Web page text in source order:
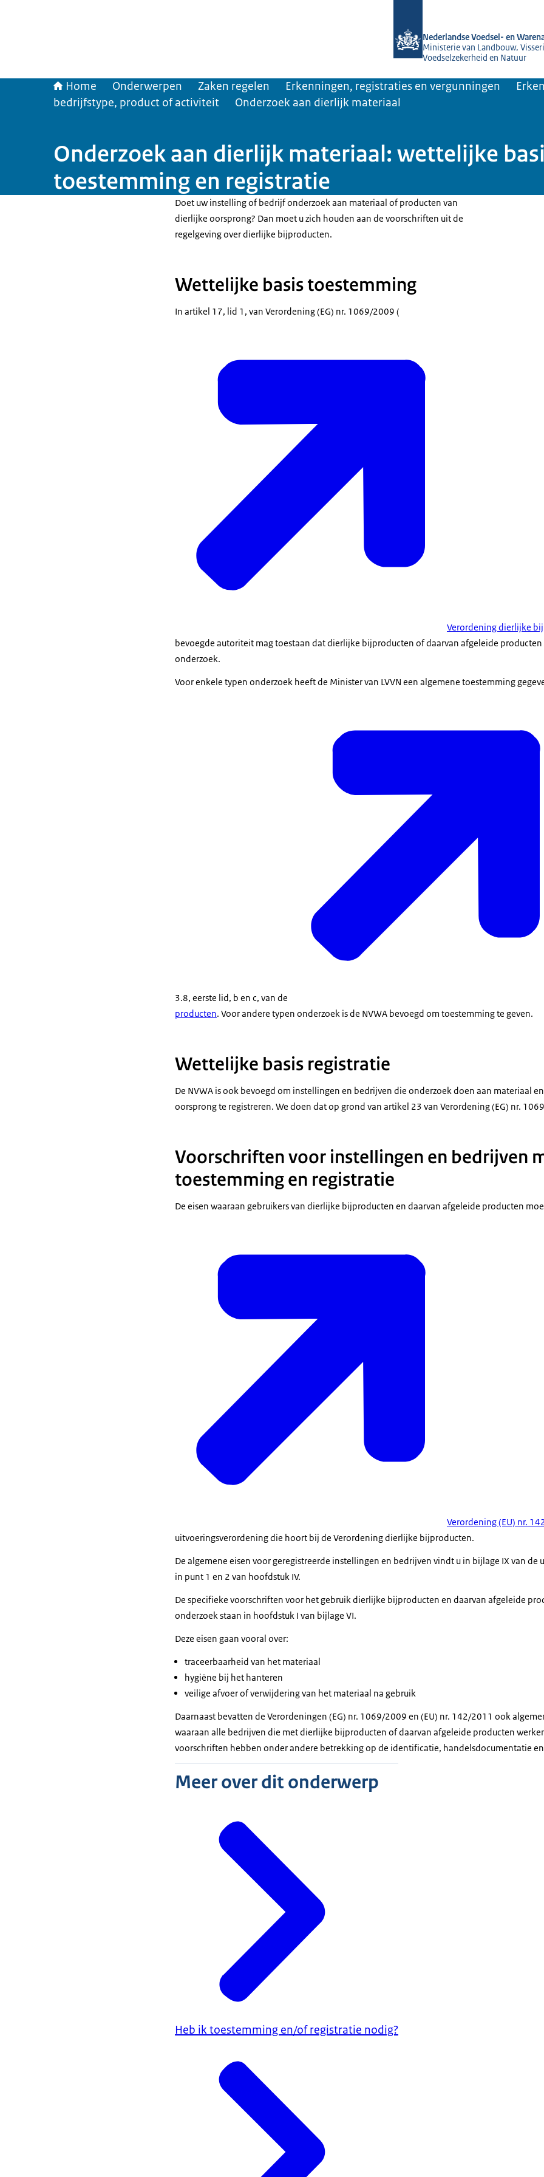
Nederlandse Voedsel- en
Ministerie van Landbouw,
Voedselzekerheid en Natuur
Home Onderwerpen Zaken regelen Erkenningen, registraties en vergunningen
bedrijfstype, product of activiteit
Onderzoek aan dierlijk materiaal
Onderzoek aan dierlijk materiaal: wettelijke
toestemming en registratie
Doet uw instelling of bedrijf onderzoek aan materiaal of producten van
dierlijke oorsprong? Dan moet u zich houden aan de voorschriften uit de
regelgeving over dierlijke bijproducten.
Wettelijke basis toestemming
In artikel 17, lid 1, van Verordening (EG) nr. 1069/2009 (
Verordening dierlijke
bevoegde autoriteit mag toestaan dat dierlijke bijproducten of daarvan afgeleide
onderzoek.
Voor enkele typen onderzoek heeft de Minister van LVVN een algemene toestemming
3.8, eerste lid, b en c, van de
producten. Voor andere typen onderzoek is de NVWA bevoegd om toestemming te geven.
Wettelijke basis registratie
De NVWA is ook bevoegd om instellingen en bedrijven die onderzoek doen aan materiaal
oorsprong te registreren. We doen dat op grond van artikel 23 van Verordening (EG) nr.
Voorschriften voor instellingen en bedrijven
toestemming en registratie
De eisen waaraan gebruikers van dierlijke bijproducten en daarvan afgeleide producten
Verordening (EU) nr.
uitvoeringsverordening die hoort bij de Verordening dierlijke bijproducten.
De algemene eisen voor geregistreerde instellingen en bedrijven vindt u in bijlage IX van de
in punt 1 en 2 van hoofdstuk IV.
De specifieke voorschriften voor het gebruik dierlijke bijproducten en daarvan afgeleide
onderzoek staan in hoofdstuk I van bijlage VI.
Deze eisen gaan vooral over:
traceerbaarheid van het materiaal
hygiëne bij het hanteren
veilige afvoer of verwijdering van het materiaal na gebruik
Daarnaast bevatten de Verordeningen (EG) nr. 1069/2009 en (EU) nr. 142/2011 ook
waaraan alle bedrijven die met dierlijke bijproducten of daarvan afgeleide producten
voorschriften hebben onder andere betrekking op de identificatie, handelsdocumentatie
Meer over dit onderwerp
Heb ik toestemming en/of registratie nodig?